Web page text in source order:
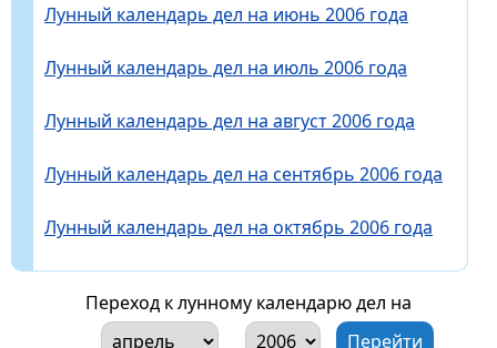
Лунный календарь дел на июнь 2006 года
Лунный календарь дел на июль 2006 года
Лунный календарь дел на август 2006 года
Лунный календарь дел на сентябрь 2006 года
Лунный календарь дел на октябрь 2006 года
Переход к лунному календарю дел на